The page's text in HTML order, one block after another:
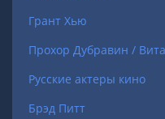
Грант Хью
Прохор Дубравин /
Русские актеры кино
Брэд Питт